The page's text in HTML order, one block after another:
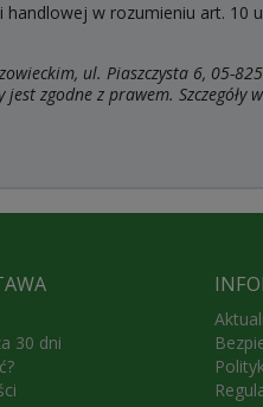
w rozumieniu art. 10
ul. Piaszczysta 6, 05-
zgodne z prawem. Szczegóły w
30 dni